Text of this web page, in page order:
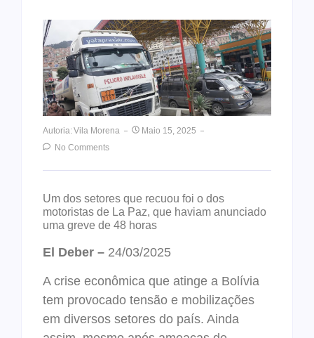
Autoria:Vila Morena
Maio 15, 2025
No Comments
Um dos setores que recuou foi o dos
motoristas de La Paz, que haviam anunciado
uma greve de 48 horas
El Deber – 24/03/2025
A crise econômica que atinge a Bolívia
tem provocado tensão e mobilizações
em diversos setores do país. Ainda